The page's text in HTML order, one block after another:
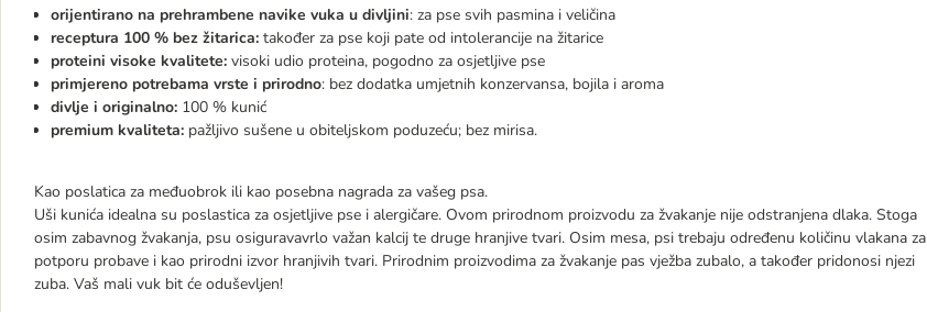
orijentirano na prehrambene navike vuka u divljini: za pse svih pasmina i veličina
receptura 100 % bez žitarica: također za pse koji pate od intolerancije na žitarice
proteini visoke kvalitete: visoki udio proteina, pogodno za osjetljive pse
primjereno potrebama vrste i prirodno: bez dodatka umjetnih konzervansa, bojila i aroma
divlje i originalno: 100 % kunić
premium kvaliteta: pažljivo sušene u obiteljskom poduzeću; bez mirisa.
Kao poslatica za međuobrok ili kao posebna nagrada za vašeg psa.
Uši kunića idealna su poslastica za osjetljive pse i alergičare. Ovom prirodnom proizvodu za žvakanje nije odstranjena dlaka. Stoga
osim zabavnog žvakanja, psu osiguravavrlo važan kalcij te druge hranjive tvari. Osim mesa, psi trebaju određenu količinu vlakana za
potporu probave i kao prirodni izvor hranjivih tvari. Prirodnim proizvodima za žvakanje pas vježba zubalo, a također pridonosi njezi
zuba. Vaš mali vuk bit će oduševljen!